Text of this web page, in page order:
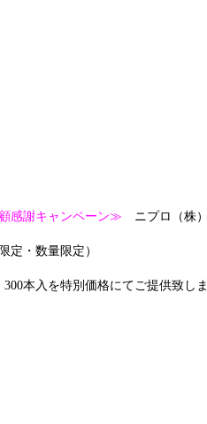
感謝キャンペーン≫ ニプロ（株）
定・数量限定）
本入を特別価格にてご提供致しま